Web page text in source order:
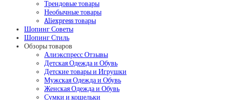
Трендовые товары
Необычные товары
Aliexpress товары
Шопинг Советы
Шопинг Стиль
Обзоры товаров
Алиэкспресс Отзывы
Детская Одежда и Обувь
Детские товары и Игрушки
Мужская Одежда и Обувь
Женская Одежда и Обувь
Сумки и кошельки